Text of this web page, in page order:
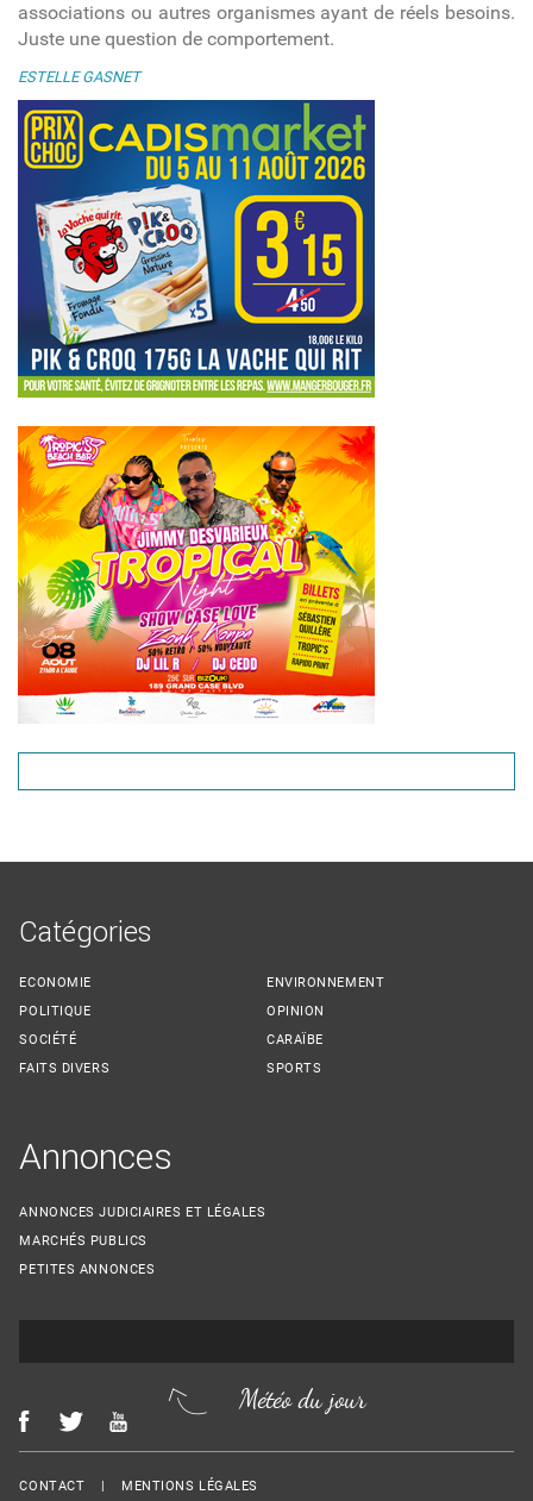
associations ou autres organismes ayant de réels besoins.
Juste une question de comportement.
ESTELLE GASNET
Catégories
ECONOMIE
POLITIQUE
SOCIÉTÉ
FAITS DIVERS
ENVIRONNEMENT
OPINION
CARAÏBE
SPORTS
Annonces
ANNONCES JUDICIAIRES ET LÉGALES
MARCHÉS PUBLICS
PETITES ANNONCES
Météo du jour
Menu Footer
CONTACT MENTIONS LÉGALES